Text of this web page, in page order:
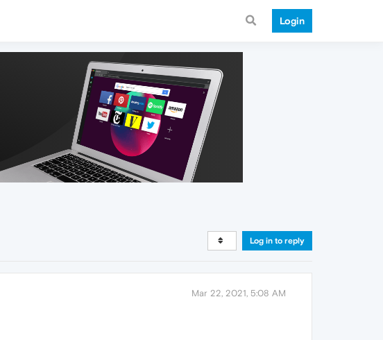
Login
Log in to reply
Mar 22, 2021, 5:08 AM